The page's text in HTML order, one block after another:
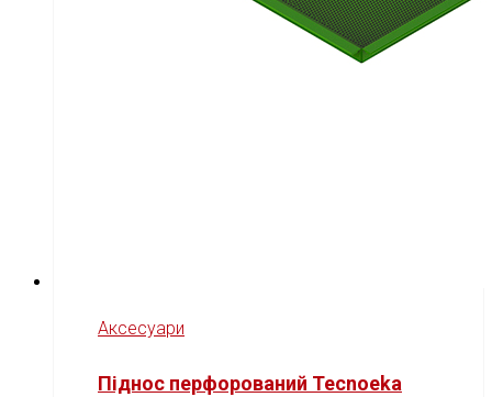
Аксесуари
Піднос перфорований Tecnoeka